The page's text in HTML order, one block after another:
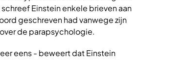
Einstein enkele brieven aan
geschreven had vanwege zijn
de parapsychologie.
eens - beweert dat Einstein